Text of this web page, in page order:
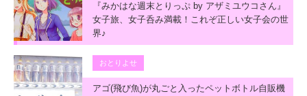
『みかはな週末とりっぷ by アザミユウコさん』
女子旅、女子呑み満載！これぞ正しい女子会の世
界♪
おとりよせ
アゴ(飛び魚)が丸ごと入ったペットボトル自販機